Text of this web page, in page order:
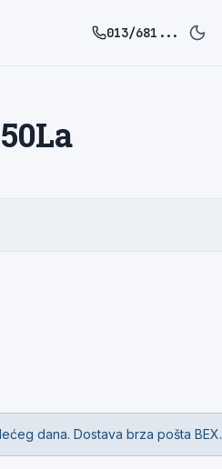
013/681...
dana. Dostava brza pošta BEX.